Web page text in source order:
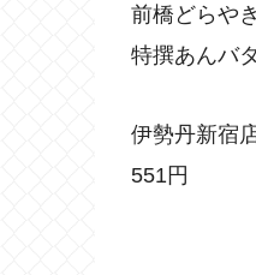
前橋どらや
特撰あんバ
伊勢丹新宿
551円